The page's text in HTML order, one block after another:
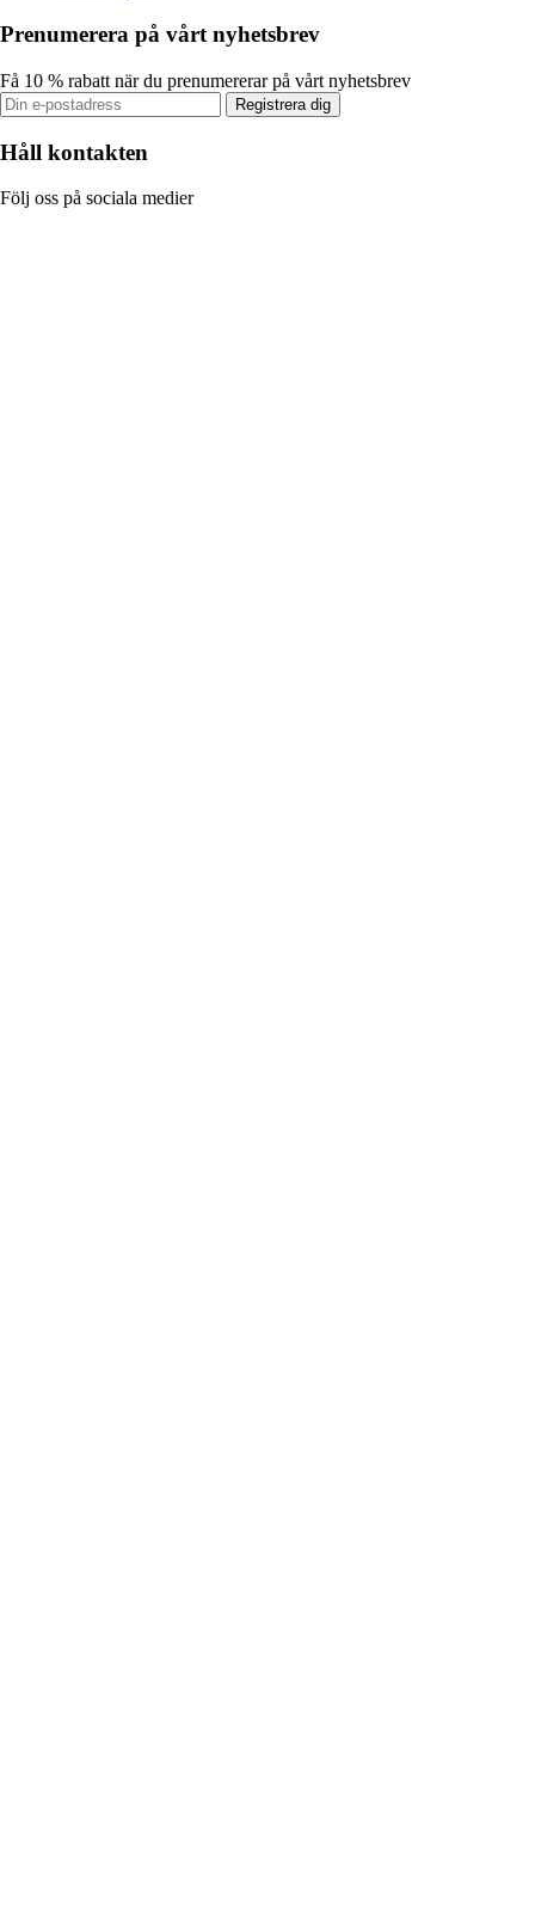
Prenumerera på vårt nyhetsbrev
Få 10 % rabatt när du prenumererar på vårt nyhetsbrev
Registrera dig
Håll kontakten
Följ oss på sociala medier